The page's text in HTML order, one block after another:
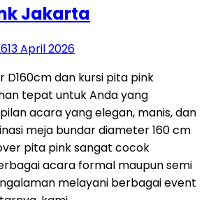
Jakarta
13 April 2026
D160cm dan kursi pita pink
tepat untuk Anda yang
acara yang elegan, manis, dan
meja bundar diameter 160 cm
pita pink sangat cocok
acara formal maupun semi
melayani berbagai event